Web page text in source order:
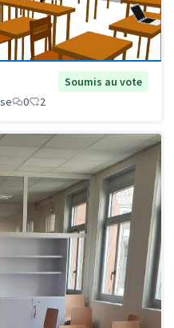
Soumis au vote
0 2